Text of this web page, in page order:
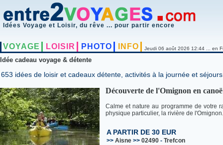
Idées Voyage et Loisir, du rêve ... pour partir encore
VOYAGE LOISIR PHOTO INFO Jeudi 06 août 2026 12:44 ... en
Idée cadeau voyage & détente
653 idées de loisir et cadeaux détente, activités à la journée et séjours
Découverte de l'Omignon en
Calme et nature au programme de votre
physique particulier, la rivière de
A PARTIR DE 30 EUR
>> Aisne >> 02490 - Trefcon